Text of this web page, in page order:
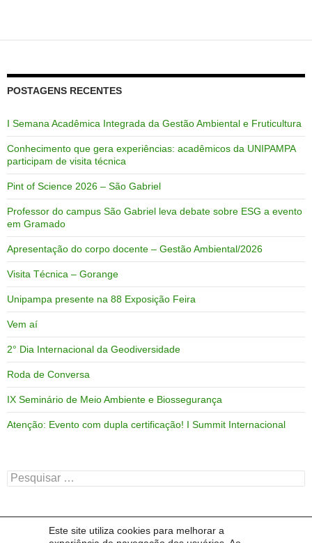
Este site utiliza cookies para melhorar a
POSTAGENS RECENTES
I Semana Acadêmica Integrada da Gestão Ambiental e Fruticultura
Conhecimento que gera experiências: acadêmicos da UNIPAMPA
participam de visita técnica
Pint of Science 2026 – São Gabriel
Professor do campus São Gabriel leva debate sobre ESG a evento
em Gramado
Apresentação do corpo docente – Gestão Ambiental/2026
Visita Técnica – Gorange
Unipampa presente na 88 Exposição Feira
Vem aí
2° Dia Internacional da Geodiversidade
Roda de Conversa
IX Seminário de Meio Ambiente e Biossegurança
Atenção: Evento com dupla certificação! I Summit Internacional
Pesquisar
por:
ARQUIVOS